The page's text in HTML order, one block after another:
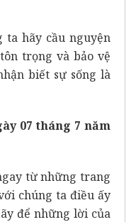
ta hãy cầu nguyện
trọng và bảo vệ
biết sự sống là
07 tháng 7 năm
từ những trang
chúng ta điều ấy
để những lời của